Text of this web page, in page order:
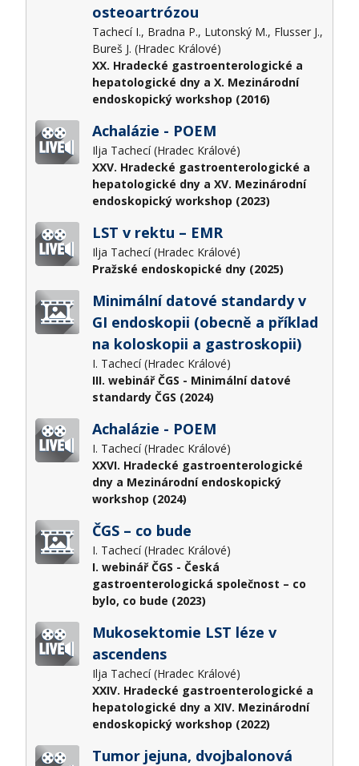
osteoartrózou
Tachecí I., Bradna P., Lutonský M., Flusser J.,
Bureš J. (Hradec Králové)
XX. Hradecké gastroenterologické a
hepatologické dny a X. Mezinárodní
endoskopický workshop (2016)
Achalázie - POEM
Ilja Tachecí (Hradec Králové)
XXV. Hradecké gastroenterologické a
hepatologické dny a XV. Mezinárodní
endoskopický workshop (2023)
LST v rektu – EMR
Ilja Tachecí (Hradec Králové)
Pražské endoskopické dny (2025)
Minimální datové standardy v
GI endoskopii (obecně a příklad
na koloskopii a gastroskopii)
I. Tachecí (Hradec Králové)
III. webinář ČGS - Minimální datové
standardy ČGS (2024)
Achalázie - POEM
I. Tachecí (Hradec Králové)
XXVI. Hradecké gastroenterologické
dny a Mezinárodní endoskopický
workshop (2024)
ČGS – co bude
I. Tachecí (Hradec Králové)
I. webinář ČGS - Česká
gastroenterologická společnost – co
bylo, co bude (2023)
Mukosektomie LST léze v
ascendens
Ilja Tachecí (Hradec Králové)
XXIV. Hradecké gastroenterologické a
hepatologické dny a XIV. Mezinárodní
endoskopický workshop (2022)
Tumor jejuna, dvojbalonová